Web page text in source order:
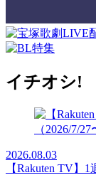
イチオシ!
2026.08.03
【Rakuten TV】